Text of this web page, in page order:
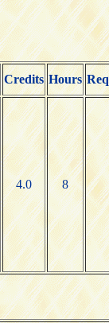
Credits Hours
4.0 8